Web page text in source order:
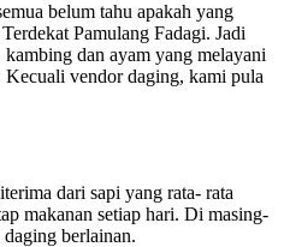
belum tahu apakah yang
Pamulang Fadagi. Jadi
dan ayam yang melayani
Kecuali vendor daging, kami pula
dari sapi yang rata- rata
makanan setiap hari. Di masing-
daging berlainan.